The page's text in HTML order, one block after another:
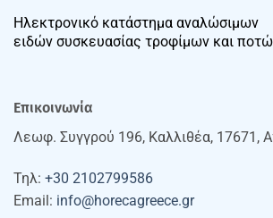
Ηλεκτρονικό κατάστημα αναλώσιμων
ειδών συσκευασίας τροφίμων και
Επικοινωνία
Λεωφ. Συγγρού 196, Καλλιθέα, 17671,
Τηλ: +30 2102799586
Email: info@horecagreece.gr